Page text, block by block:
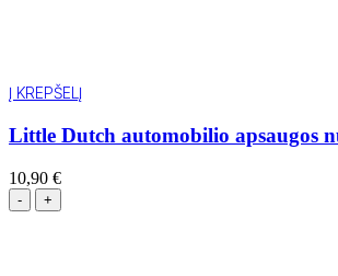
Į KREPŠELĮ
Little Dutch automobilio apsaugos
10,90 €